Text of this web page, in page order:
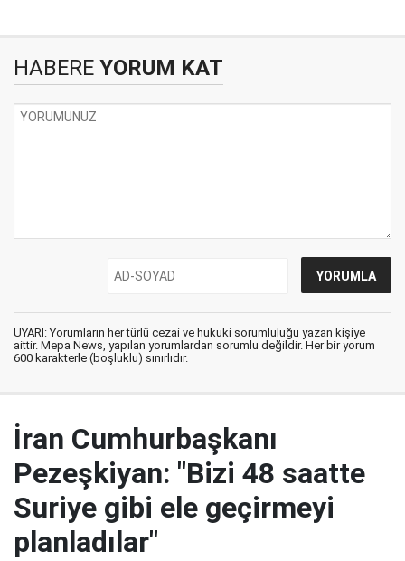
HABERE YORUM KAT
UYARI: Yorumların her türlü cezai ve hukuki sorumluluğu yazan kişiye
aittir. Mepa News, yapılan yorumlardan sorumlu değildir. Her bir yorum
600 karakterle (boşluklu) sınırlıdır.
İran Cumhurbaşkanı
Pezeşkiyan: "Bizi 48 saatte
Suriye gibi ele geçirmeyi
planladılar"